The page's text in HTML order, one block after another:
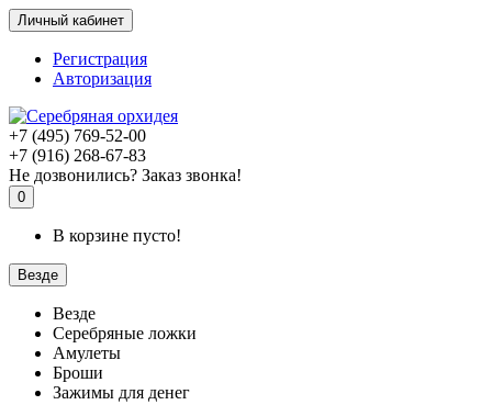
Личный кабинет
Регистрация
Авторизация
+7 (495) 769-52-00
+7 (916) 268-67-83
Не дозвонились? Заказ звонка!
0
В корзине пусто!
Везде
Везде
Серебряные ложки
Амулеты
Броши
Зажимы для денег